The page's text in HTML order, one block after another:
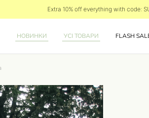
Extra 10% off everything with code:
НОВИНКИ УСІ ТОВАРИ FLASH